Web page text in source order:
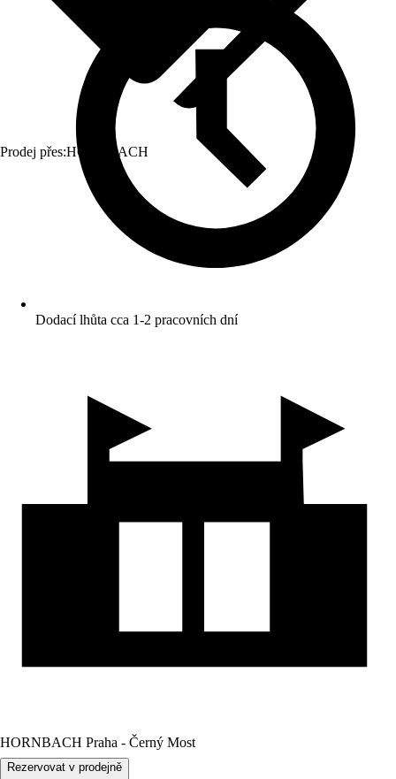
Prodej přes:HORNBACH
Dodací lhůta cca 1-2 pracovních dní
HORNBACH Praha - Černý Most
Rezervovat v prodejně